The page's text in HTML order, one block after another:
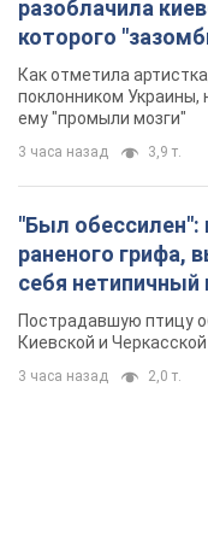
раненого грифа,
себя
Пострадавшую птицу
Киевской и